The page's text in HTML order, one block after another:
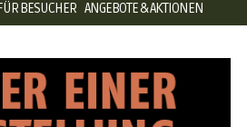
FÜR BESUCHER ANGEBOTE & AKTIONEN